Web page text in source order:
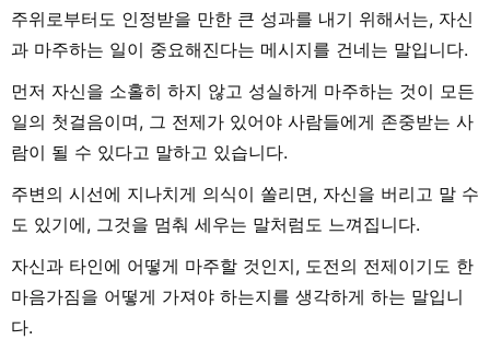
주위로부터도 인정받을 만한 큰 성과를 내기 위해서는, 자신
과 마주하는 일이 중요해진다는 메시지를 건네는 말입니다.
먼저 자신을 소홀히 하지 않고 성실하게 마주하는 것이 모든
일의 첫걸음이며, 그 전제가 있어야 사람들에게 존중받는 사
람이 될 수 있다고 말하고 있습니다.
주변의 시선에 지나치게 의식이 쏠리면, 자신을 버리고 말 수
도 있기에, 그것을 멈춰 세우는 말처럼도 느껴집니다.
자신과 타인에 어떻게 마주할 것인지, 도전의 전제이기도 한
마음가짐을 어떻게 가져야 하는지를 생각하게 하는 말입니
다.